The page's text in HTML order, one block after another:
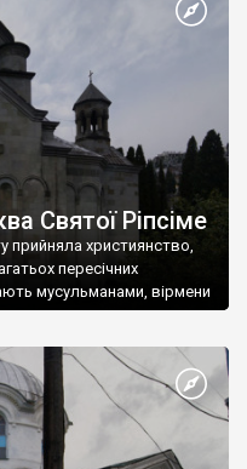
Херсонесу Таврійського
Святої Ріпсіме
прийняла християнство,
пересічних
мусульманами, вірмени